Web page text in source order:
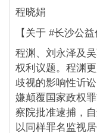
程晓娟
【关于 #长沙公益
程渊、刘永泽及
权利议题。程渊
歧视的影响性䜣
嫌颠覆国家政权
察院批准逮捕，
以同样罪名监视